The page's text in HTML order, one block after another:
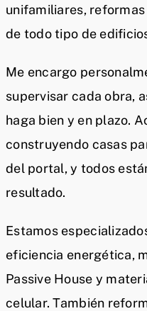
unifamiliares,
de todo tipo de
Me encargo
supervisar cada obra,
haga bien y en plazo.
construyendo casas
del portal, y todos
resultado.
Estamos
eficiencia energética,
Passive House y
celular. También